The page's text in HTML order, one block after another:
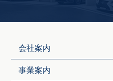
会社案内
事業案内